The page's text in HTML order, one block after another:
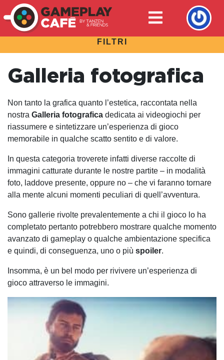
Galleria fotografica
Non tanto la grafica quanto l’estetica, raccontata nella
nostra Galleria fotografica dedicata ai videogiochi per
riassumere e sintetizzare un’esperienza di gioco
memorabile in qualche scatto sentito e di valore.
In questa categoria troverete infatti diverse raccolte di
immagini catturate durante le nostre partite – in modalità
foto, laddove presente, oppure no – che vi faranno tornare
alla mente alcuni momenti peculiari di quell’avventura.
Sono gallerie rivolte prevalentemente a chi il gioco lo ha
completato pertanto potrebbero mostrare qualche momento
avanzato di gameplay o qualche ambientazione specifica
e quindi, di conseguenza, uno o più spoiler.
Insomma, è un bel modo per rivivere un’esperienza di
gioco attraverso le immagini.
FILTRI